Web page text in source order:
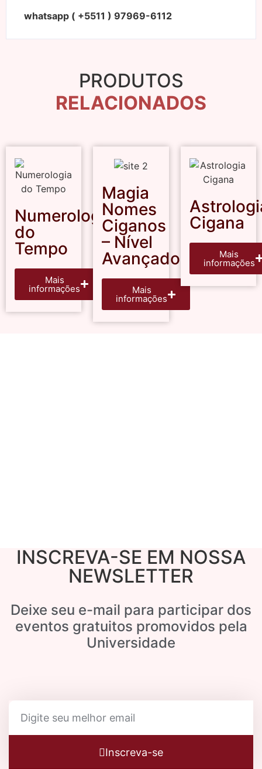
whatsapp ( +5511 ) 97969-6112
PRODUTOS
RELACIONADOS
Numerologia
do
Tempo
Mais
informações
Magia
Nomes
Ciganos
– Nível
Avançado
Mais
informações
Cigana
Mais
informações
INSCREVA-SE EM NOSSA
NEWSLETTER
Deixe seu e-mail para participar dos
eventos gratuitos promovidos pela
Universidade
Inscreva-se